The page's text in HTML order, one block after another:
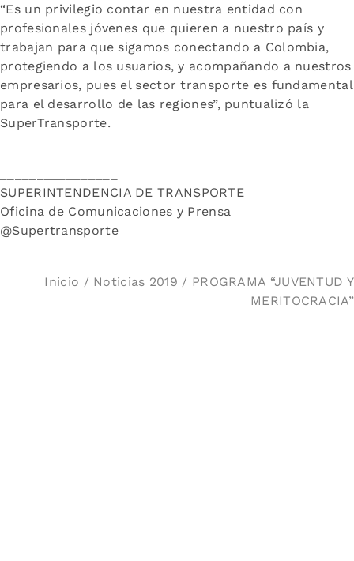
“Es un privilegio contar en nuestra entidad con
profesionales jóvenes que quieren a nuestro país y
trabajan para que sigamos conectando a Colombia,
protegiendo a los usuarios, y acompañando a nuestros
empresarios, pues el sector transporte es fundamental
para el desarrollo de las regiones”, puntualizó la
SuperTransporte.
SUPERINTENDENCIA DE TRANSPORTE
Oficina de Comunicaciones y Prensa
@Supertransporte
Inicio / Noticias 2019 / PROGRAMA “JUVENTUD Y
MERITOCRACIA”